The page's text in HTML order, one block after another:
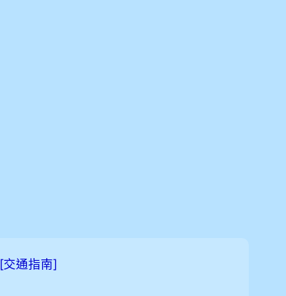
[交通指南]